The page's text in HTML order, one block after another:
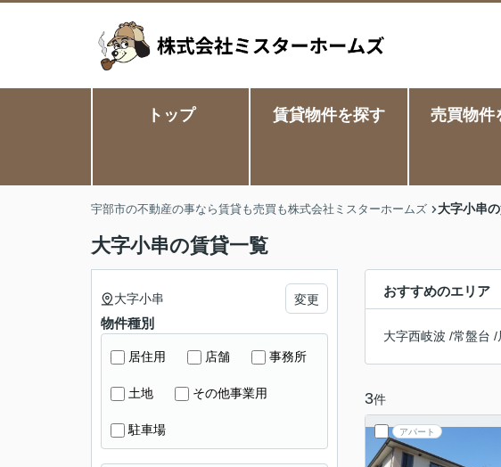
トップ 賃貸物件を探す 売買物件
宇部市の不動産の事なら賃貸も売買も株式会社ミスターホームズ 大字小串
大字小串の賃貸一覧
おすすめのエリア
大字西岐波 /常盤台 /
3件
アパート
大字小串 変更
物件種別
居住用 店舗 事務所
土地 その他事業用
駐車場